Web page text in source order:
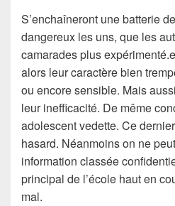
S’enchaîneront une batterie
dangereux les uns, que les
camarades plus
alors leur caractère bien
ou encore sensible. Mais
leur inefficacité. De même
adolescent vedette. Ce
hasard. Néanmoins on ne
information classée
principal de l’école haut en
mal.